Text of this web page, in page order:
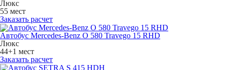
Люкс
55 мест
Заказать расчет
Автобус Mercedes-Benz O 580 Travego 15 RHD
Люкс
44+1 мест
Заказать расчет